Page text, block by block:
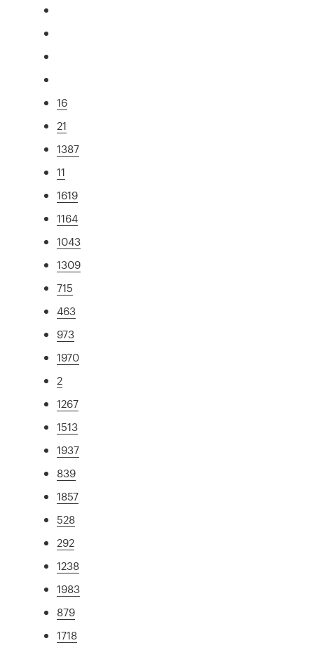
16
21
1387
11
1619
1164
1043
1309
715
463
973
1970
2
1267
1513
1937
839
1857
528
292
1238
1983
879
1718